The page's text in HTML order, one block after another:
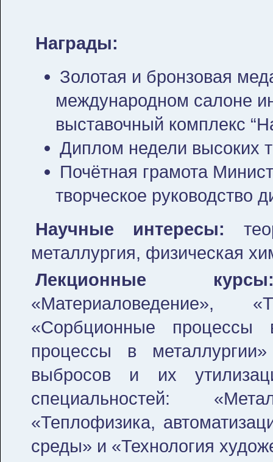
Награды:
Золотая и бронзовая
международном салоне
выставочный комплекс
Диплом недели высоких
Почётная грамота
творческое руководство
Научные интересы:
металлургия, физическая
Лекционные
«Материаловедение»,
«Сорбционные процессы
процессы в
выбросов и их
специальностей:
«Теплофизика,
среды» и «Технология